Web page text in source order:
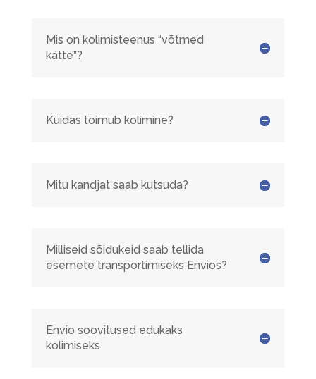
Mis on kolimisteenus “võtmed
kätte”?
Kuidas toimub kolimine?
Mitu kandjat saab kutsuda?
Milliseid sõidukeid saab tellida
esemete transportimiseks Envios?
Envio soovitused edukaks
kolimiseks